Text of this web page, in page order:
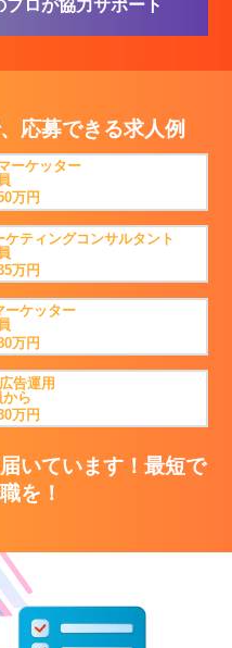
ロが協力サポート
応募できる求人例
ーケッター
万円
ティングコンサルタント
万円
ーケッター
万円
告運用
ら
万円
いています！最短で
を！